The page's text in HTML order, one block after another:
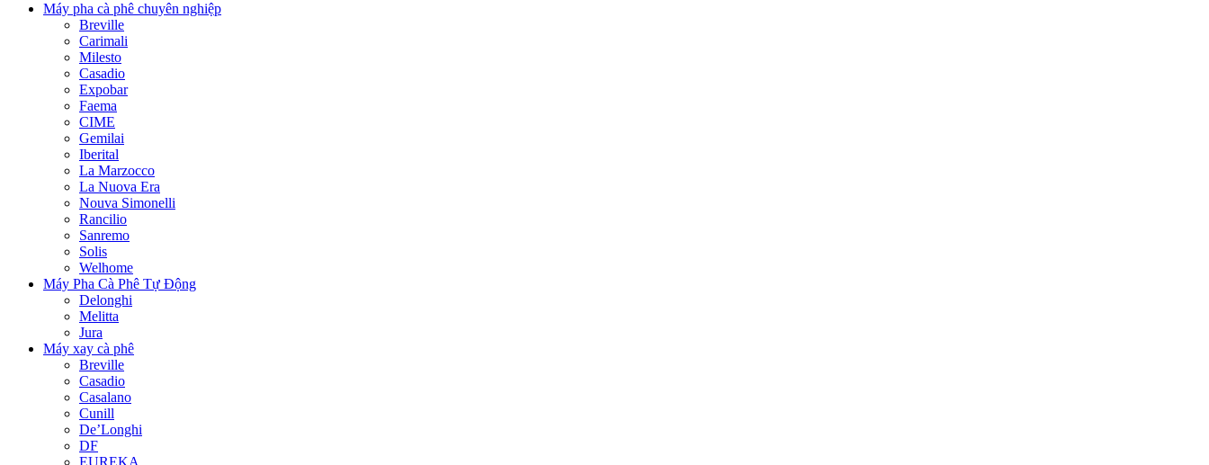
Máy pha cà phê chuyên nghiệp
Breville
Carimali
Milesto
Casadio
Expobar
Faema
CIME
Gemilai
Iberital
La Marzocco
La Nuova Era
Nouva Simonelli
Rancilio
Sanremo
Solis
Welhome
Máy Pha Cà Phê Tự Động
Delonghi
Melitta
Jura
Máy xay cà phê
Breville
Casadio
Casalano
Cunill
De’Longhi
DF